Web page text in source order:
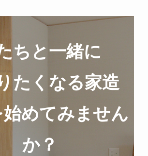
ちと一緒に
たくなる家造
始めてみません
か？